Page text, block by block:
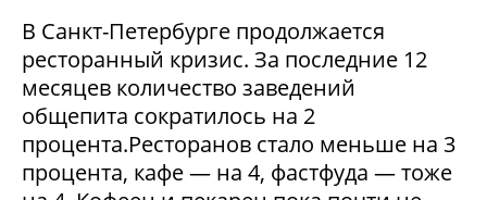
В Санкт-Петербурге продолжается
ресторанный кризис. За последние 12
месяцев количество заведений
общепита сократилось на 2
процента.Ресторанов стало меньше на 3
процента, кафе — на 4, фастфуда — тоже